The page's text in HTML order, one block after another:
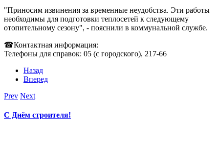
"Приносим извинения за временные неудобства. Эти работы
необходимы для подготовки теплосетей к следующему
отопительному сезону", - пояснили в коммунальной службе.
☎Контактная информация:
Телефоны для справок: 05 (с городского), 217-66
Назад
Вперед
Prev Next
С Днём строителя!